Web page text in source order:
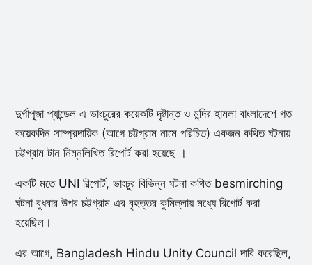
দুর্গাপূজা প্যান্ডেল এ ভাংচুরের কয়েকটি দৃষ্টান্ত ও মন্দির হামলা বাংলাদেশে গত
কয়েকদিন সাম্প্রদায়িক (আগে চট্টগ্রাম নামে পরিচিত) একজন কথিত ঘটনায়
চট্টগ্রাম টান নিম্নলিখিত রিপোর্ট করা হয়েছে ।
একটি মতে UNI রিপোর্ট, ভাংচুর বিভিন্ন ঘটনা কথিত besmirching
ঘটনা বুধবার উপর চট্টগ্রাম এর বৃহত্তর কুমিল্লায় মধ্যে রিপোর্ট করা
হয়েছিল।
এর আগে, Bangladesh Hindu Unity Council দাবি করেছিল,